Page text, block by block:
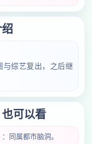
与综艺复出，之后继
可以看
：同属都市脑洞。